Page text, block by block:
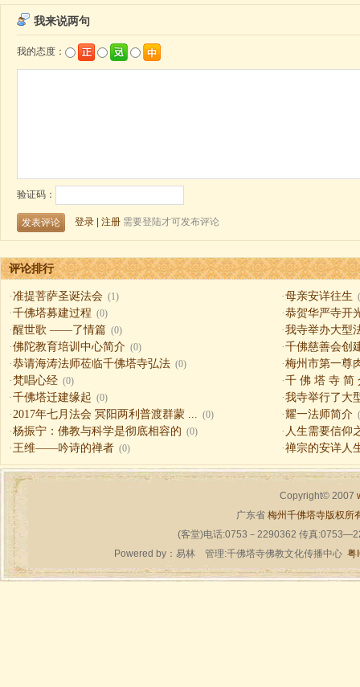
评论排行
·准提菩萨圣诞法会 (1) ·母亲安详往生
·千佛塔募建过程 (0) ·恭贺华严寺开
·醒世歌 ——了情篇 (0) ·我寺举办大型
·佛陀教育培训中心简介 (0) ·千佛慈善会创
·恭请海涛法师莅临千佛塔寺弘法 (0) ·梅州市第一尊
·梵唱心经 (0) ·千 佛 塔 寺 简
·千佛塔迁建缘起 (0) ·我寺举行了大
·2017年七月法会 冥阳两利普渡群蒙 ... (0) ·耀一法师简介
·杨振宁：佛教与科学是彻底相容的 (0) · 人生需要信仰
·王维——吟诗的禅者 (0) ·禅宗的安详人
Copyright© 2007
广东省 梅州千佛塔寺版权所
(客堂)电话:0753－2290362 传真
Powered by： 易林管理:千佛塔寺佛教文化传播中心 粤